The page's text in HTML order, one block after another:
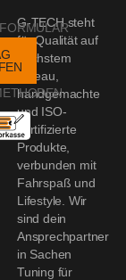
G-TECH steht
für Qualität auf
höchstem
Niveau,
handgemachte
und ISO-
zertifizierte
Produkte,
verbunden mit
Fahrspaß und
Lifestyle. Wir
sind dein
Ansprechpartner
in Sachen
Tuning für